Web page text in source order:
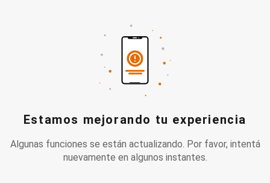
Estamos mejorando tu experiencia
Algunas funciones se están actualizando. Por favor, intentá
nuevamente en algunos instantes.